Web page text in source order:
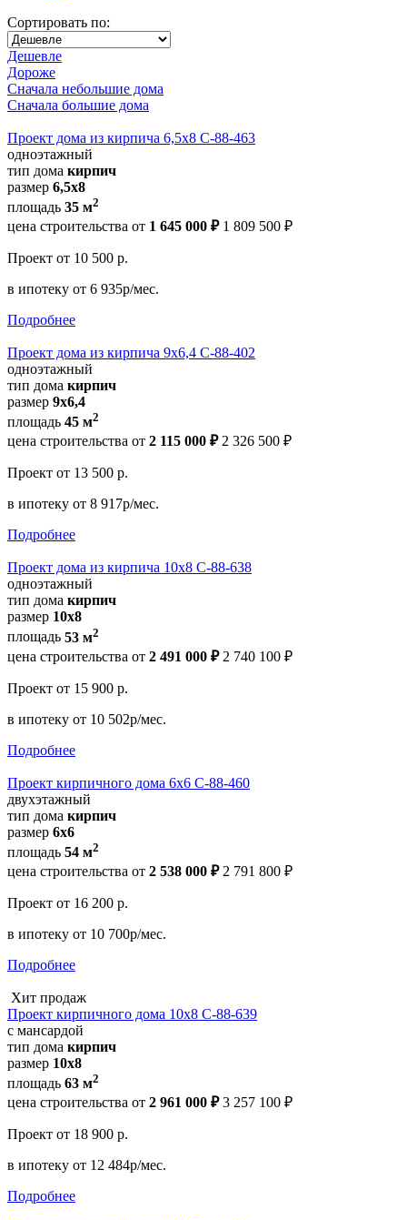
Сортировать по:
Дешевле
Дороже
Сначала небольшие дома
Сначала большие дома
Проект дома из кирпича 6,5х8 С-88-463
одноэтажный
тип дома кирпич
размер 6,5х8
площадь 35 м2
цена строительства от 1 645 000 ₽ 1 809 500 ₽
Проект от 10 500 р.
в ипотеку от 6 935р/мес.
Подробнее
Проект дома из кирпича 9х6,4 С-88-402
одноэтажный
тип дома кирпич
размер 9х6,4
площадь 45 м2
цена строительства от 2 115 000 ₽ 2 326 500 ₽
Проект от 13 500 р.
в ипотеку от 8 917р/мес.
Подробнее
Проект дома из кирпича 10х8 С-88-638
одноэтажный
тип дома кирпич
размер 10x8
площадь 53 м2
цена строительства от 2 491 000 ₽ 2 740 100 ₽
Проект от 15 900 р.
в ипотеку от 10 502р/мес.
Подробнее
Проект кирпичного дома 6х6 С-88-460
двухэтажный
тип дома кирпич
размер 6х6
площадь 54 м2
цена строительства от 2 538 000 ₽ 2 791 800 ₽
Проект от 16 200 р.
в ипотеку от 10 700р/мес.
Подробнее
Хит продаж
Проект кирпичного дома 10х8 С-88-639
с мансардой
тип дома кирпич
размер 10x8
площадь 63 м2
цена строительства от 2 961 000 ₽ 3 257 100 ₽
Проект от 18 900 р.
в ипотеку от 12 484р/мес.
Подробнее